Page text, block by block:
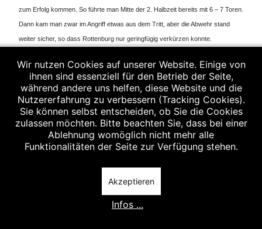
zum Erfolg kommen. So führte man Mitte der 2. Halbzeit bereits mit 6 – 7 Toren.
Dann kam man zwar im Angriff etwas aus dem Tritt, aber die Abwehr stand
weiter sicher, so dass Rottenburg nur geringfügig verkürzen konnte.
Verfolgerduell am Schluss klar mit 32 zu 23.
Es spielten : Wolf, Schindler, Staudinger, Vornehm, Mühlbauer F., Mühlbauer T.,
Spiess, Würdinger, Barton, Gaube, Stadler, Kovacec, Gazvoda
Das Spiel fand am 01.04.2007 statt.
Vorheriger Beitrag: Herren II : Vfl Landshut - SSG Metten II
Zurück Nächster
Weiter
Wir nutzen Cookies auf unserer Website. Einige von
ihnen sind essenziell für den Betrieb der Seite,
während andere uns helfen, diese Website und die
Nutzererfahrung zu verbessern (Tracking Cookies).
Sie können selbst entscheiden, ob Sie die Cookies
zulassen möchten. Bitte beachten Sie, dass bei einer
Ablehnung womöglich nicht mehr alle
Funktionalitäten der Seite zur Verfügung stehen.
Akzeptieren
Infos ...